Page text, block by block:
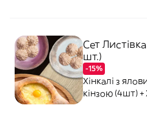
Сет Листівка
шт.)
-15%
Хінкалі з
кінзою (4шт) +